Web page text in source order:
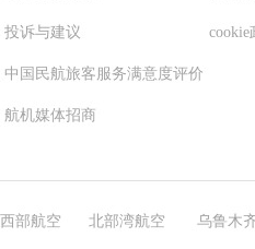
投诉与建议
中国民航旅客服务满意度评价
航机媒体招商
cookie
西部航空 北部湾航空 乌鲁木